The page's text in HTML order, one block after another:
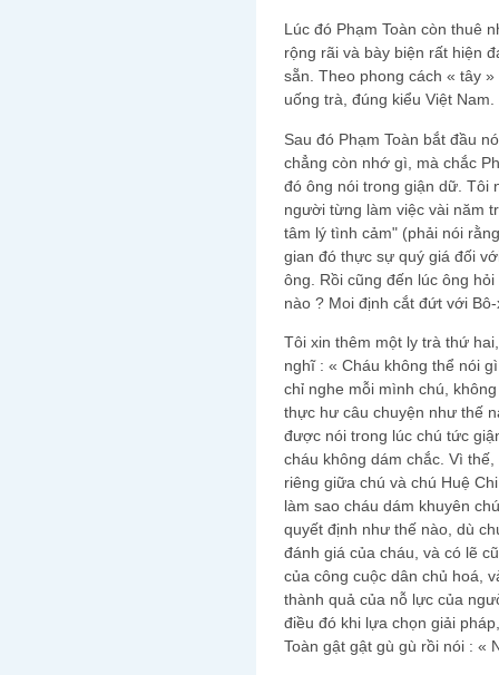
Lúc đó Phạm Toàn còn thuê
rộng rãi và bày biện rất hiện
sẵn. Theo phong cách « tây
uống trà, đúng kiểu Việt Nam.
Sau đó Phạm Toàn bắt đầu
chẳng còn nhớ gì, mà chắc
đó ông nói trong giận dữ. Tôi
người từng làm việc vài năm
tâm lý tình cảm" (phải nói
gian đó thực sự quý giá đối
ông. Rồi cũng đến lúc ông
nào ? Moi định cắt đứt với
Tôi xin thêm một ly trà thứ
nghĩ : « Cháu không thể nói
chỉ nghe mỗi mình chú,
thực hư câu chuyện như thế
được nói trong lúc chú tức
cháu không dám chắc. Vì
riêng giữa chú và chú Huệ
làm sao cháu dám khuyên
quyết định như thế nào, dù
đánh giá của cháu, và có lẽ
của công cuộc dân chủ hoá,
thành quả của nỗ lực của
điều đó khi lựa chọn giải
Toàn gật gật gù gù rồi nói : «